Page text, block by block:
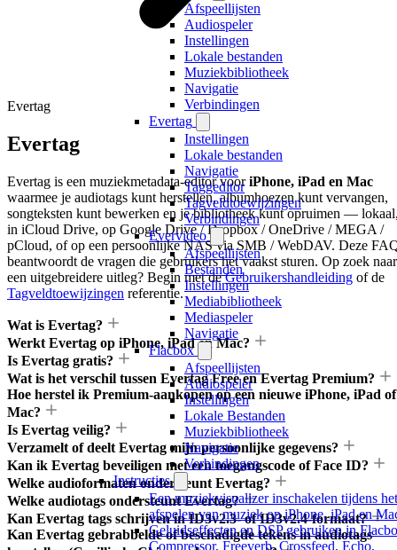
Afspeellijsten
Audiospeler
Instellingen
Lokale bestanden
Muziekbibliotheek
Navigatie
Verbindingen
Evertag
Instellingen
Lokale bestanden
Navigatie
Taggeditor
Tagveldtoewijzingen
Verbindingen
Evervideo
Afspeellijsten
Bestanden
Instellingen
Mediabibliotheek
Mediaspeler
Navigatie
Flacbox
Afspeellijsten
Audiospeler
Instellingen
Lokale Bestanden
Muziekbibliotheek
Navigatie
Verbindingen
Instructies
Een muziekvisualizer inschakelen tijdens het
afspelen van muziek op iPhone, iPad en
Geluidseffecten en DSP gebruiken in
Compressor, Freeverb, Crossfeed, Echo,
Evertag
Evertag
Evertag is een muziekmetadata-editor vooriPhone, iPad en Mac
waarmee je audiotags kunt herstellen, albumhoezen kunt vervangen,
songteksten kunt bewerken en je bibliotheek kunt opruimen —
in iCloud Drive, op Google Drive / Dropbox / OneDrive / MEGA /
pCloud, of op een persoonlijke NAS via SMB / WebDAV. Deze
beantwoordt de vragen die gebruikers het vaakst sturen. Op zoek naar
een uitgebreidere uitleg? Begin met deGebruikershandleiding of de
Tagveldtoewijzingen referentie.
Wat is Evertag?
Werkt Evertag op iPhone, iPad en Mac?
Is Evertag gratis?
Wat is het verschil tussen Evertag Free en Evertag Premium?
Hoe herstel ik Premium-aankopen op een nieuwe iPhone, iPad of
Mac?
Is Evertag veilig?
Verzamelt of deelt Evertag mijn persoonlijke gegevens?
Kan ik Evertag beveiligen met een toegangscode of Face ID?
Welke audioformaten ondersteunt Evertag?
Welke audiotags ondersteunt Evertag?
Kan Evertag tags schrijven in ID3v2.3- of ID3v2.4-formaat?
Kan Evertag gebrabbelde of beschadigde tekens in audiotags